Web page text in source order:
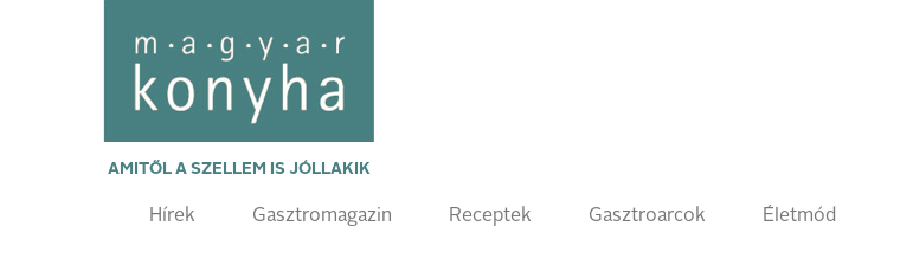
AMITŐL A SZELLEM IS JÓLLAKIK
Hírek Gasztromagazin Receptek Gasztroarcok Életmód